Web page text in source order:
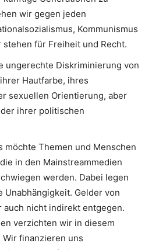
wir gegen jeden
Kommunismus
stehen für Freiheit und Recht.
ungerechte Diskriminierung von
Hautfarbe, ihres
sexuellen Orientierung, aber
ihrer politischen
möchte Themen und Menschen
in den Mainstreammedien
werden. Dabei legen
Unabhängigkeit. Gelder von
auch nicht indirekt entgegen.
verzichten wir in diesem
finanzieren uns